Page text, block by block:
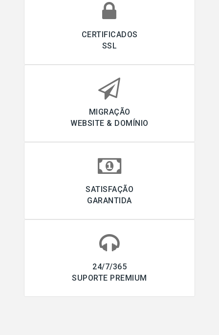
CERTIFICADOS
SSL
MIGRAÇÃO
WEBSITE & DOMÍNIO
SATISFAÇÃO
GARANTIDA
24/7/365
SUPORTE PREMIUM